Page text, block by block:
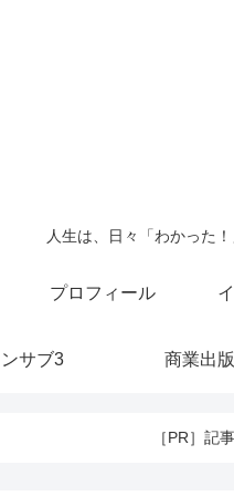
人生は、日々「わかった
プロフィール
サブ3 商業出版
［PR］記